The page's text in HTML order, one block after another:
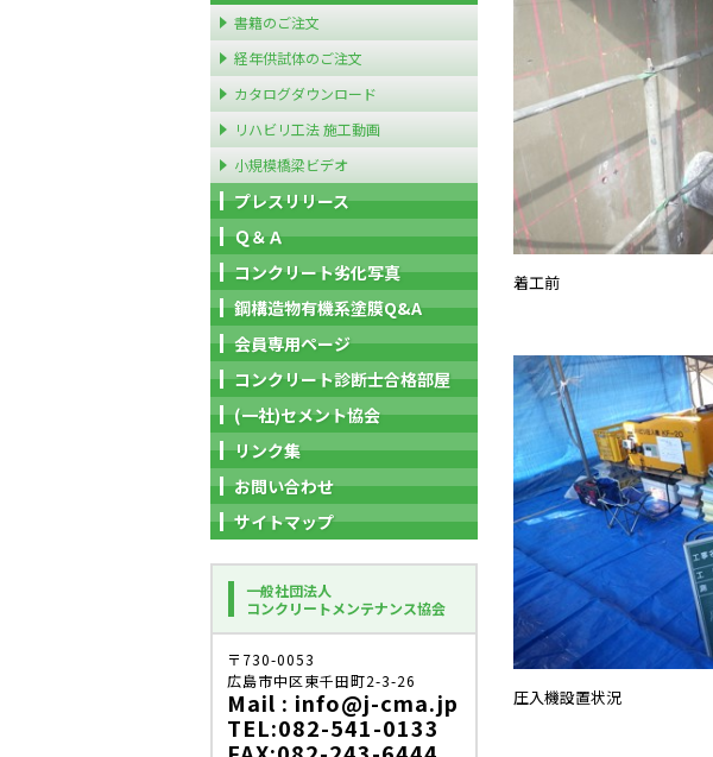
着工前
圧入機設置状況
書籍のご注文
経年供試体のご注文
カタログダウンロード
リハビリ工法 施工動画
小規模橋梁ビデオ
プレスリリース
Ｑ＆Ａ
コンクリート劣化写真
鋼構造物有機系塗膜Q&A
会員専用ページ
コンクリート診断士合格部屋
(一社)セメント協会
リンク集
お問い合わせ
サイトマップ
一般社団法人
コンクリートメンテナンス協会
〒730-0053
広島市中区東千田町2-3-26
Mail : info@j-cma.jp
TEL:082-541-0133